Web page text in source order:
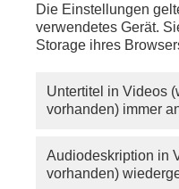
Die Einstellungen
verwendetes Gerät.
Storage ihres
Untertitel in Videos
vorhanden) immer
Audiodeskription in
vorhanden)